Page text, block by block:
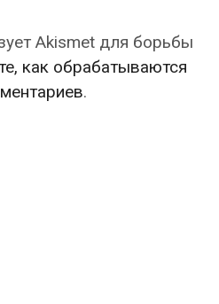
Akismet для борьбы
как обрабатываются
.